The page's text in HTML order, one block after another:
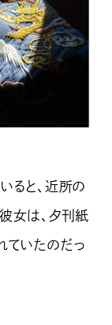
ると、近所の
女は、夕刊紙
ていたのだっ